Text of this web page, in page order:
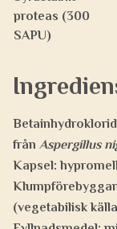
proteas (300
SAPU)
från Aspergillus
Kapsel:
(vegetabilisk